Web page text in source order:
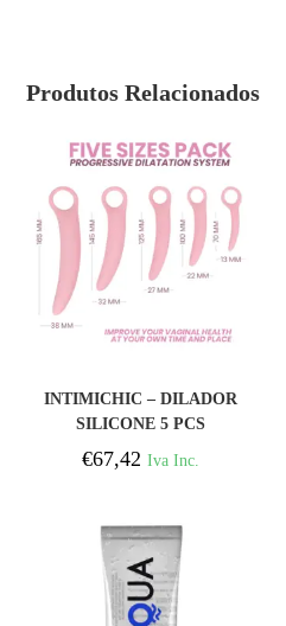
Produtos Relacionados
INTIMICHIC – DILADOR
SILICONE 5 PCS
€67,42 Iva Inc.